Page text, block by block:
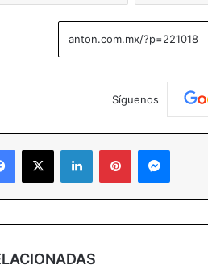
Síguenos
Facebook
X LinkedInPinterest